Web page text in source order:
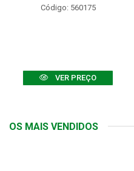
Código: 560175
VER PREÇO
OS MAIS VENDIDOS